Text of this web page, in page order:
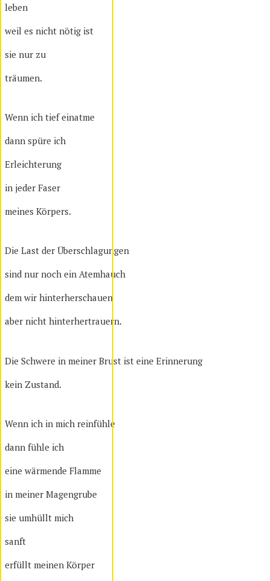
leben
weil es nicht nötig ist
sie nur zu
träumen.
Wenn ich tief einatme
dann spüre ich
Erleichterung
in jeder Faser
meines Körpers.
Die Last der Überschlagungen
sind nur noch ein Atemhauch
dem wir hinterherschauen
aber nicht hinterhertrauern.
Die Schwere in meiner Brust ist eine Erinnerung
kein Zustand.
Wenn ich in mich reinfühle
dann fühle ich
eine wärmende Flamme
in meiner Magengrube
sie umhüllt mich
sanft
erfüllt meinen Körper